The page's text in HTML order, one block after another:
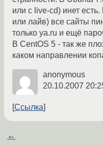
или с live-cd) инет
или лайв) все сайты
только ya.ru и ещё
В CentOS 5 - так же
каком направлении
anonymous
20.10.2007
Ссылка
←